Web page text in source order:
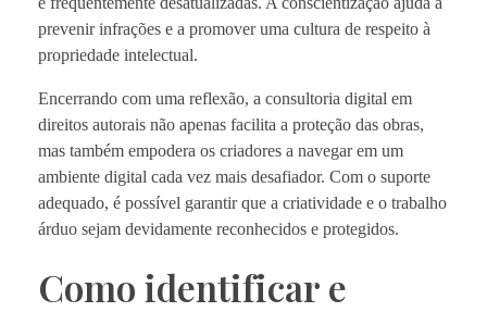
prevenir infrações e a promover uma cultura de respeito à
propriedade intelectual.
Encerrando com uma reflexão, a consultoria digital em
direitos autorais não apenas facilita a proteção das obras,
mas também empodera os criadores a navegar em um
ambiente digital cada vez mais desafiador. Com o suporte
adequado, é possível garantir que a criatividade e o trabalho
árduo sejam devidamente reconhecidos e protegidos.
Como identificar e